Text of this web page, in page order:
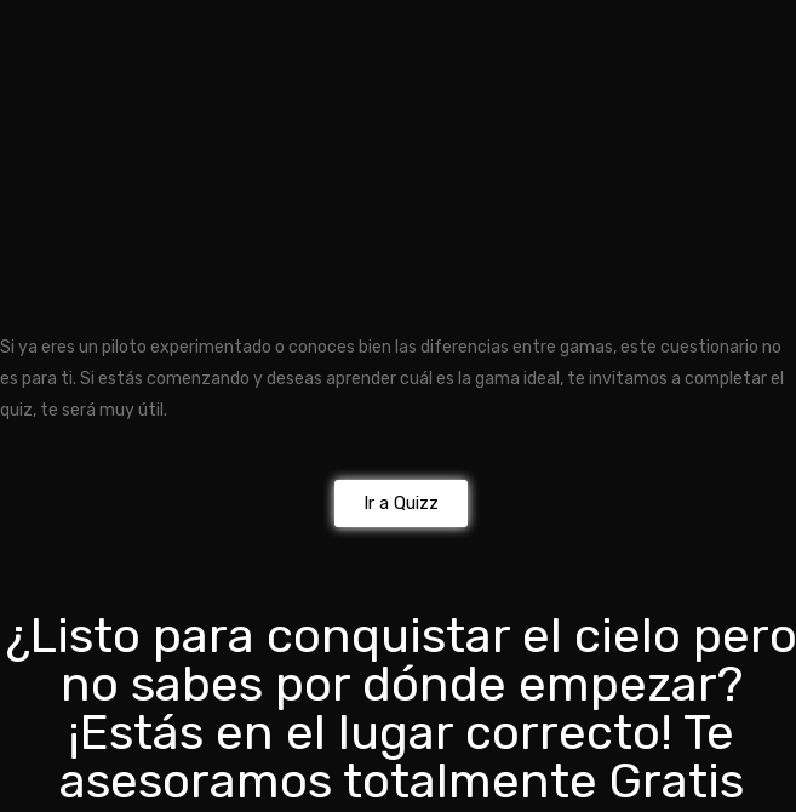
Si ya eres un piloto experimentado o conoces bien las diferencias entre gamas, este cuestionario no
es para ti. Si estás comenzando y deseas aprender cuál es la gama ideal, te invitamos a completar el
quiz, te será muy útil.
Ir a Quizz
¿Listo para conquistar el cielo pero
no sabes por dónde empezar?
¡Estás en el lugar correcto! Te
asesoramos totalmente Gratis